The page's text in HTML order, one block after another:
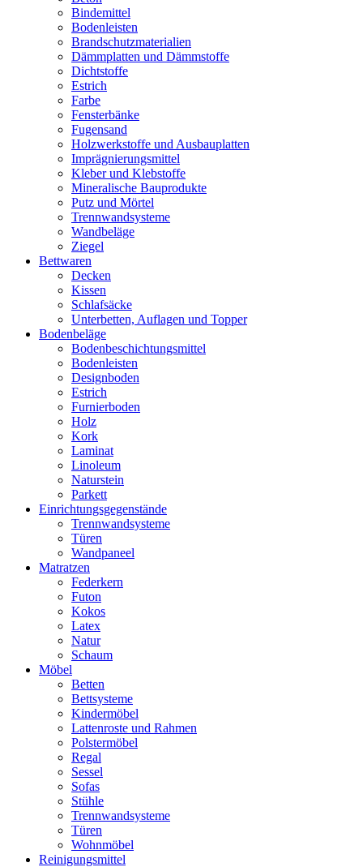
Bindemittel
Bodenleisten
Brandschutzmaterialien
Dämmplatten und Dämmstoffe
Dichtstoffe
Estrich
Farbe
Fensterbänke
Fugensand
Holzwerkstoffe und Ausbauplatten
Imprägnierungsmittel
Kleber und Klebstoffe
Mineralische Bauprodukte
Putz und Mörtel
Trennwandsysteme
Wandbeläge
Ziegel
Bettwaren
Decken
Kissen
Schlafsäcke
Unterbetten, Auflagen und Topper
Bodenbeläge
Bodenbeschichtungsmittel
Bodenleisten
Designboden
Estrich
Furnierboden
Holz
Kork
Laminat
Linoleum
Naturstein
Parkett
Einrichtungsgegenstände
Trennwandsysteme
Türen
Wandpaneel
Matratzen
Federkern
Futon
Kokos
Latex
Natur
Schaum
Möbel
Betten
Bettsysteme
Kindermöbel
Lattenroste und Rahmen
Polstermöbel
Regal
Sessel
Sofas
Stühle
Trennwandsysteme
Türen
Wohnmöbel
Reinigungsmittel